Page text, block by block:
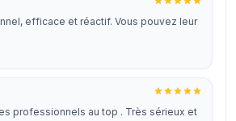
efficace et réactif. Vous pouvez leur
professionnels au top . Très sérieux et